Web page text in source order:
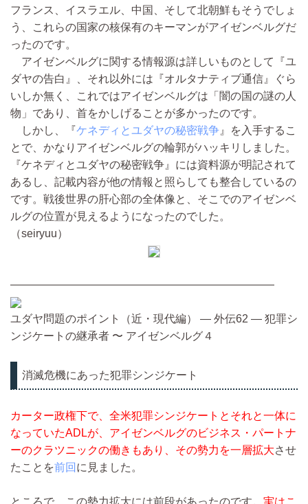
フランス、イスラエル、中国、そして北朝鮮もそうでしょ
う、これらの国家の核保有のキーマンがアイゼンベルグだ
ったのです。
アイゼンベルグに関する情報源は詳しいものとして『ユ
ダヤの告白』、それ以外には『オルタナティブ通信』ぐら
いしか無く、これではアイゼンベルグは「闇の国の謎の人
物」であり、首をかしげることが多かったのです。
しかし、『ケネディとユダヤの秘密戦争 』を入手するこ
とで、かなりアイゼンベルグの輪郭がハッキリしました。
『ケネディとユダヤの秘密戦争』には資料源が明記されて
あるし、記載内容が他の情報と照らしても整合しているの
です。戦後世界の肝心部の全体像と、そこでのアイゼンベ
ルグの位置が見えるようになったのでした。
（seiryuu）
————————————————————————
ユダヤ問題のポイント（近・現代編） ― 外伝62 ― 犯罪シ
ンジケートの継承者 〜 アイゼンベルグ４
消滅危機にあった犯罪シンジケート
カーター政権下で、全米犯罪シンジケートとそれと一体に
なっていたADLが、アイゼンベルグのビジネス・パートナ
ーのクラツニックの働きもあり、その勢力を一層拡大させ
たことを前回 に見ました。